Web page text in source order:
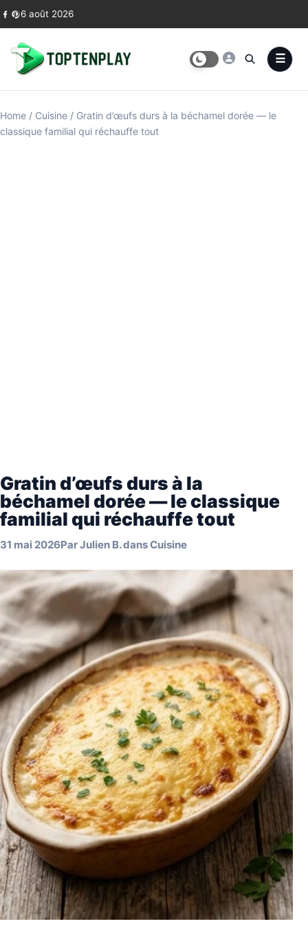
Skip to content
6 août 2026
Home / Cuisine / Gratin d’œufs durs à la béchamel dorée — le
classique familial qui réchauffe tout
Gratin d’œufs durs à la
béchamel dorée — le classique
familial qui réchauffe tout
31 mai 2026ParJulien B.dansCuisine